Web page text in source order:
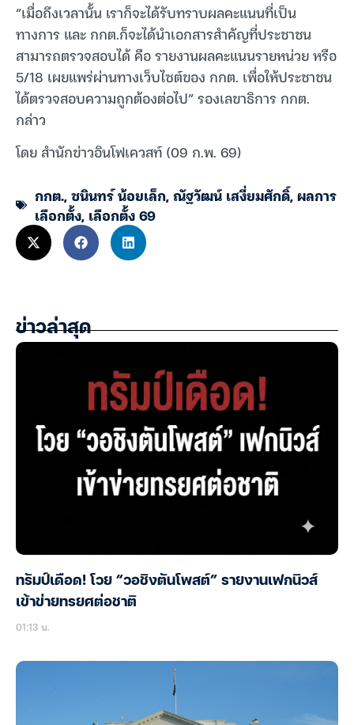
“เมื่อถึงเวลานั้น เราก็จะได้รับทราบผลคะแนนที่เป็น
ทางการ และ กกต.ก็จะได้นำเอกสารสำคัญที่ประชาชน
สามารถตรวจสอบได้ คือ รายงานผลคะแนนรายหน่วย หรือ
5/18 เผยแพร่ผ่านทางเว็บไซต์ของ กกต. เพื่อให้ประชาชน
ได้ตรวจสอบความถูกต้องต่อไป” รองเลขาธิการ กกต.
กล่าว
โดย สำนักข่าวอินโฟเควสท์ (09 ก.พ. 69)
กกต.,ชนินทร์ น้อยเล็ก,ณัฐวัฒน์ เสงี่ยมศักดิ์,ผลการ
เลือกตั้ง, เลือกตั้ง 69
ข่าวล่าสุด
ทรัมป์เดือด! โวย “วอชิงตันโพสต์” รายงานเฟกนิวส์
เข้าข่ายทรยศต่อชาติ
01:13 น.